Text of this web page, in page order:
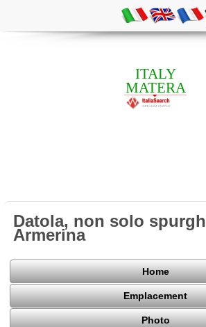
ITALY
MATERA
Datola, non solo
Armerina
Home
Emplacement
Photo